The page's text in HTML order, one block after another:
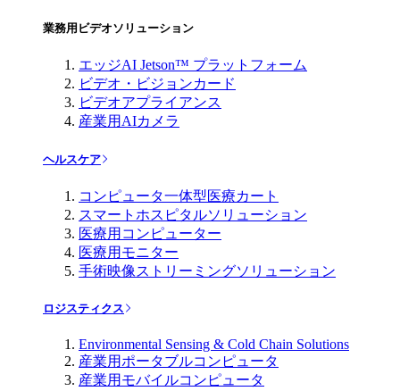
業務用ビデオソリューション
エッジAI Jetson™ プラットフォーム
ビデオ・ビジョンカード
ビデオアプライアンス
産業用AIカメラ
ヘルスケア
コンピュータ一体型医療カート
スマートホスピタルソリューション
医療用コンピューター
医療用モニター
手術映像ストリーミングソリューション
ロジスティクス
Environmental Sensing & Cold Chain Solutions
産業用ポータブルコンピュータ
産業用モバイルコンピュータ